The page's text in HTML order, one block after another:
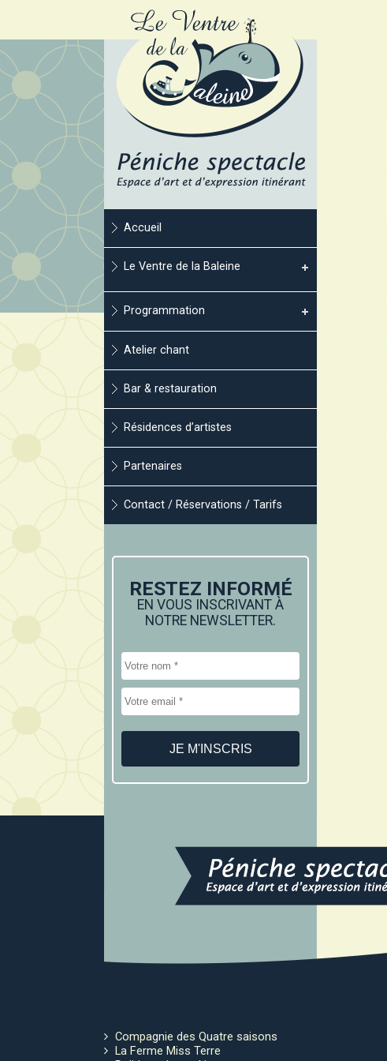
Accueil
Le Ventre de la Baleine
Programmation
Atelier chant
Bar & restauration
Résidences d’artistes
Partenaires
Contact / Réservations / Tarifs
RESTEZ INFORMÉ
EN VOUS INSCRIVANT À
NOTRE NEWSLETTER.
Compagnie des Quatre saisons
La Ferme Miss Terre